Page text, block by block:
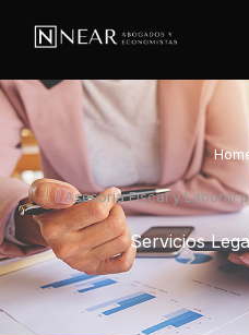
Asesoria Fiscal y Laboral
Servicios